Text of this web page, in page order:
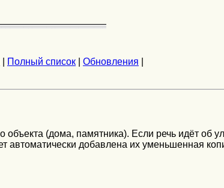
Полный список Обновления
(дома, памятника). Если речь идёт об
автоматически добавлена их уменьшенная